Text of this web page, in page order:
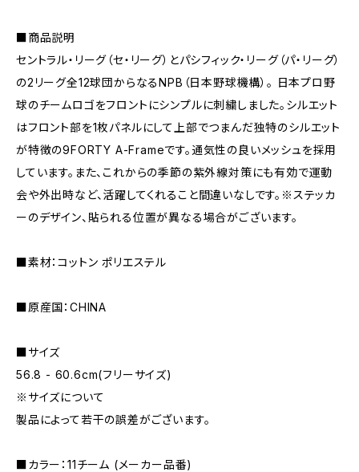
■商品説明
セントラル・リーグ（セ・リーグ）とパシフィック・リーグ（パ・リーグ）
の2リーグ全12球団からなるNPB（日本野球機構）。 日本プロ野
球のチームロゴをフロントにシンプルに刺繍しました。シルエット
はフロント部を1枚パネルにして上部でつまんだ独特のシルエット
が特徴の9FORTY A-Frameです。通気性の良いメッシュを採用
しています。また、これからの季節の紫外線対策にも有効で運動
会や外出時など、活躍してくれること間違いなしです。※ステッカ
ーのデザイン、貼られる位置が異なる場合がございます。
■素材：コットン ポリエステル
■原産国：CHINA
■サイズ
56.8 - 60.6cm(フリーサイズ)
※サイズについて
製品によって若干の誤差がございます。
■カラー：11チーム (メーカー品番)